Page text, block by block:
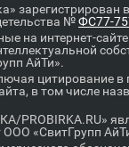
№ФС77-
на интернет-сайте
АйТи».
цитирование в
в том числе
PROBIRKA.RU»
«СвитГрупп